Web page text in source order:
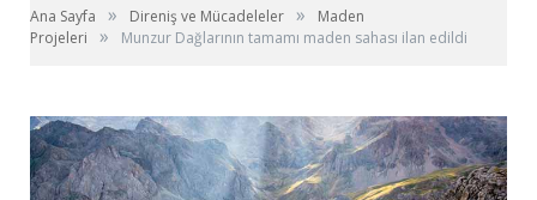
Ana Sayfa » Direniş ve Mücadeleler »
Maden
Projeleri
» Munzur Dağlarının tamamı maden sahası ilan edildi